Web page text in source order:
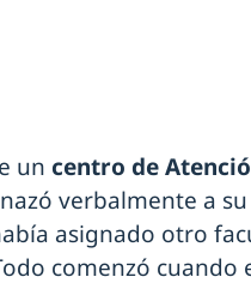
un centro de
verbalmente a
asignado otro
comenzó cuando